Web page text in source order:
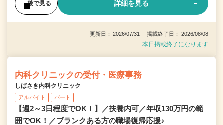
後で見る 詳細を見る
更新日： 2026/07/31 掲載終了日： 2026/08/08
本日掲載終了になります
内科クリニックの受付・医療事務
しばさき内科クリニック
アルバイト パート
【週2～3日程度でOK！】／扶養内可／年収130万円の範
囲でOK！／ブランクある方の職場復帰応援♪